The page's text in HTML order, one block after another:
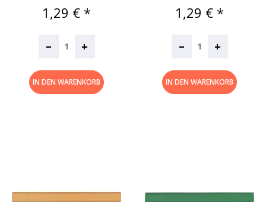
Preis
1,29 € *
– +
IN DEN WARENKORB
Preis
1,29 € *
– +
IN DEN WARENKORB